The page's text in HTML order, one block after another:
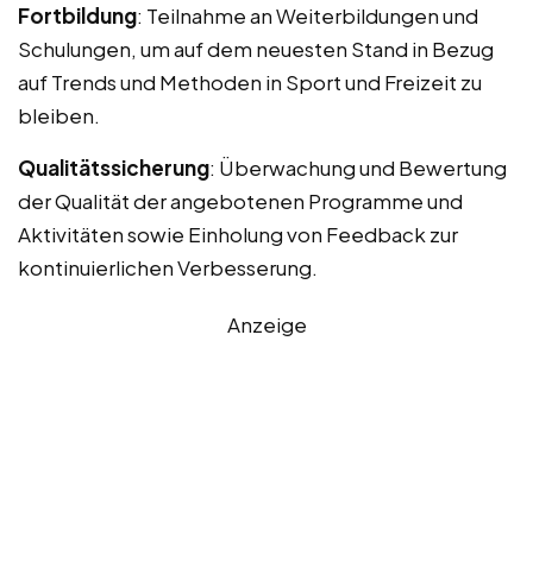
Fortbildung: Teilnahme an Weiterbildungen und
Schulungen, um auf dem neuesten Stand in Bezug
auf Trends und Methoden in Sport und Freizeit zu
bleiben.
Qualitätssicherung: Überwachung und Bewertung
der Qualität der angebotenen Programme und
Aktivitäten sowie Einholung von Feedback zur
kontinuierlichen Verbesserung.
Anzeige